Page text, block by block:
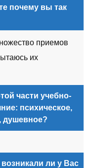
почему вы так
приемов
их
части учебно-
психическое,
душевное?
ли у Вас